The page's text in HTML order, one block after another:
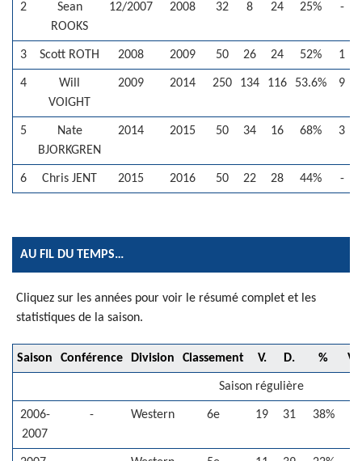
2
Sean
ROOKS
12/2007 2008 32 8 24 25% -
3 Scott ROTH 2008 2009 50 26 24 52% 1
4
Will
VOIGHT
2009 2014 250 134 116 53.6% 9
5
Nate
BJORKGREN
2014 2015 50 34 16 68% 3
6 Chris JENT 2015 2016 50 22 28 44% -
AU FIL DU TEMPS…
Cliquez sur les années pour voir le résumé complet et les
statistiques de la saison.
Saison Conférence Division Classement V. D. % V.
Saison régulière
2006-
2007
- Western 6e 19 31 38%